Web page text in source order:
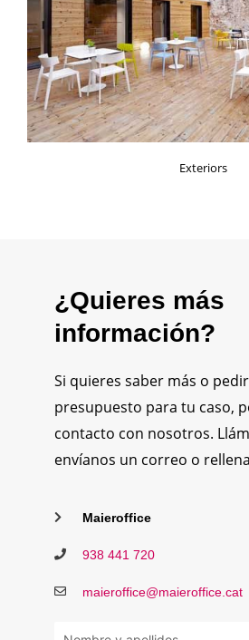
Exteriors
¿Quieres más
información?
Si quieres saber más o
presupuesto para tu caso,
contacto con nosotros.
envíanos un correo o
Maieroffice
938 441 720
maieroffice@maieroffice.cat